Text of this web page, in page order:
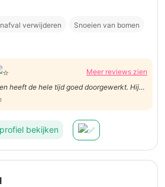
verwijderen Snoeien van bomen
Meer reviews zien
heeft de hele tijd goed doorgewerkt. Hij
doen ik zou opruimen. De dag zelf heeft
opruimwerk in mijn plaats te doen.
bekijken